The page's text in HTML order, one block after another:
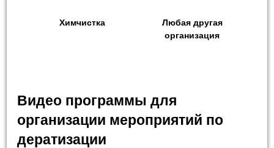
Химчистка
Любая другая
организация
Видео программы для
организации мероприятий по
дератизации